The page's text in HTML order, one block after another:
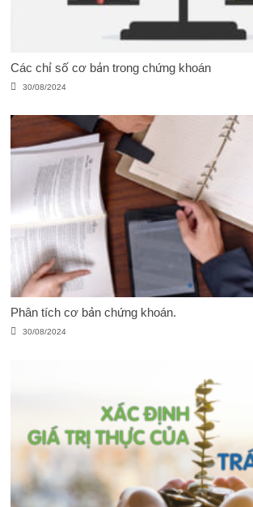
Các chỉ số cơ bản trong chứng khoán
30/08/2024
Phân tích cơ bản chứng khoán.
30/08/2024